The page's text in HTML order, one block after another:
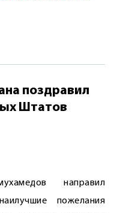
поздравил
Штатов
направил
пожелания